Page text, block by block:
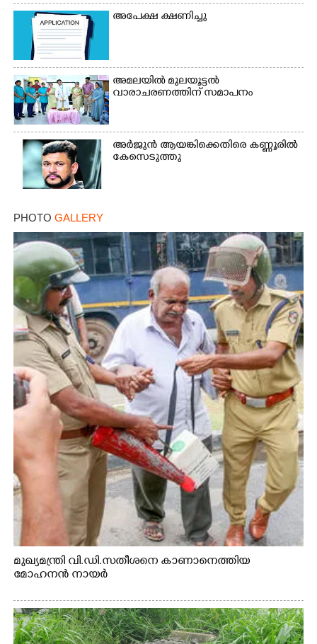
അപേക്ഷ ക്ഷണിച്ചു
അമലയിൽ മുലയൂട്ടൽ
വാരാചരണത്തിന് സമാപനം
അർജുൻ ആയങ്കിക്കെതിരെ കണ്ണൂരിൽ
കേസെടുത്തു
PHOTO GALLERY
മുഖ്യമന്ത്രി വി.ഡി.സതീശനെ കാണാനെത്തിയ
മോഹനൻ നായർ
Copy Link